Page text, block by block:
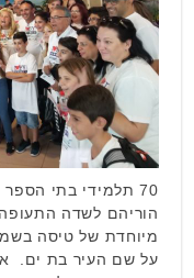
70 תלמידי בתי
הוריהם לשדה
מיוחדת של טיסה
על שם העיר בת ים.